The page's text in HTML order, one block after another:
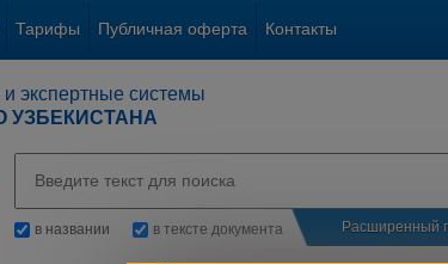
Тарифы Публичная оферта Контакты
экспертные системы
УЗБЕКИСТАНА
в названии в тексте документа Расширенный